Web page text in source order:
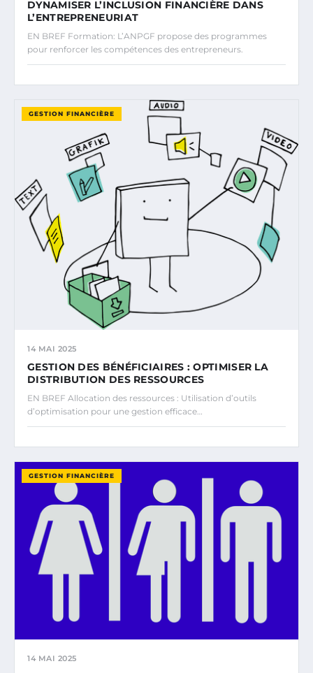
DYNAMISER L’INCLUSION FINANCIÈRE DANS
L’ENTREPRENEURIAT
EN BREF Formation: L’ANPGF propose des programmes
pour renforcer les compétences des entrepreneurs.
GESTION FINANCIÈRE
14 MAI 2025
GESTION DES BÉNÉFICIAIRES : OPTIMISER LA
DISTRIBUTION DES RESSOURCES
EN BREF Allocation des ressources : Utilisation d’outils
d’optimisation pour une gestion efficace…
GESTION FINANCIÈRE
14 MAI 2025